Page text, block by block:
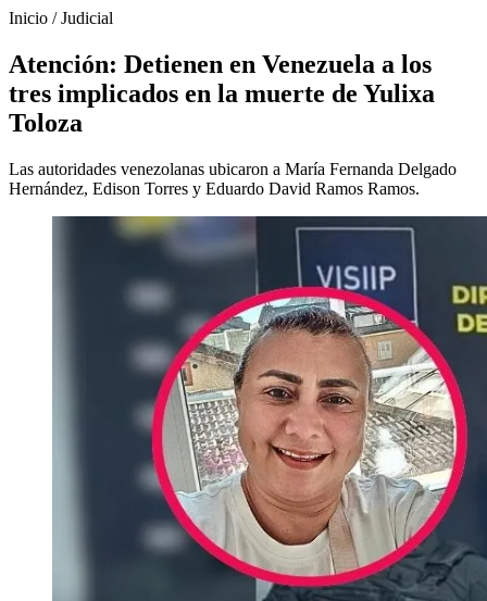
Inicio /Judicial
Atención: Detienen en Venezuela a los
tres implicados en la muerte de Yulixa
Toloza
Las autoridades venezolanas ubicaron a María Fernanda Delgado
Hernández, Edison Torres y Eduardo David Ramos Ramos.